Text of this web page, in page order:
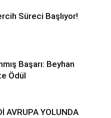
Süreci Başlıyor!
Başarı: Beyhan
Ödül
AVRUPA YOLUNDA